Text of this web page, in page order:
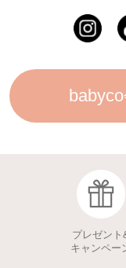
プレゼント
キャンペー